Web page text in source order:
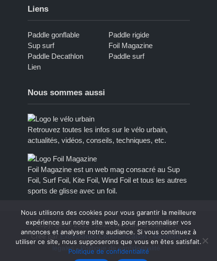
Liens
Paddle gonflable
Paddle rigide
Sup surf
Foil Magazine
Paddle Decathlon
Paddle surf
Lien
Nous sommes aussi
Retrouvez toutes les infos sur le vélo urbain,
actualités, vidéos, conseils, techniques, etc.
Foil Magazine est un web mag consacré au Sup
Foil, Surf Foil, Kite Foil, Wind Foil et tous les autres
sports de glisse avec un foil.
Copyright © 2012 - 2023, tous droits réservés.
Créé par Extremotion Communication-Mentions
légales
-Politique de confidentialité
Nous utilisons des cookies pour vous garantir la meilleure
expérience sur notre site web, pour personnaliser vos
annonces et analyser notre audiance. Si vous continuez à
utiliser ce site, nous supposerons que vous en êtes satisfait.
Politique de confidentialité